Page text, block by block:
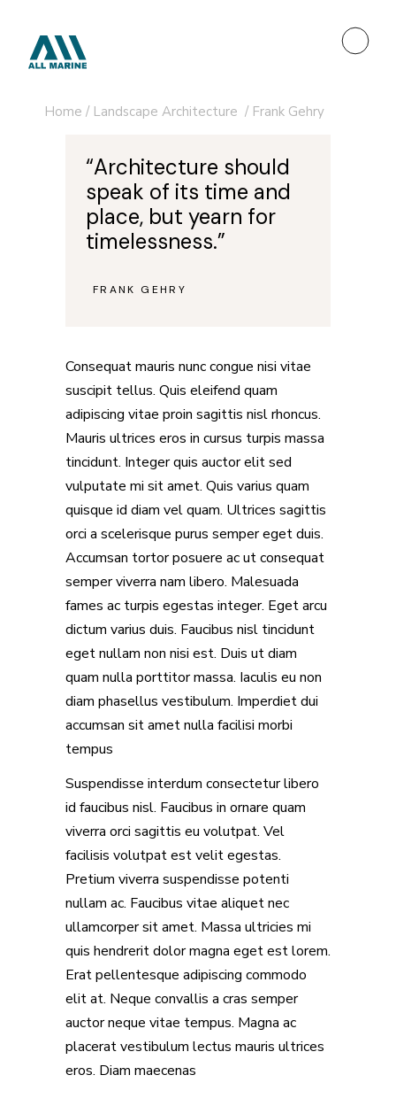
Home / Landscape Architecture / Frank Gehry
“Architecture should
speak of its time and
place, but yearn for
timelessness.”
FRANK GEHRY
Consequat mauris nunc congue nisi vitae
suscipit tellus. Quis eleifend quam
adipiscing vitae proin sagittis nisl rhoncus.
Mauris ultrices eros in cursus turpis massa
tincidunt. Integer quis auctor elit sed
vulputate mi sit amet. Quis varius quam
quisque id diam vel quam. Ultrices sagittis
orci a scelerisque purus semper eget duis.
Accumsan tortor posuere ac ut consequat
semper viverra nam libero. Malesuada
fames ac turpis egestas integer. Eget arcu
dictum varius duis. Faucibus nisl tincidunt
eget nullam non nisi est. Duis ut diam
quam nulla porttitor massa. Iaculis eu non
diam phasellus vestibulum. Imperdiet dui
accumsan sit amet nulla facilisi morbi
tempus
Suspendisse interdum consectetur libero
id faucibus nisl. Faucibus in ornare quam
viverra orci sagittis eu volutpat. Vel
facilisis volutpat est velit egestas.
Pretium viverra suspendisse potenti
nullam ac. Faucibus vitae aliquet nec
ullamcorper sit amet. Massa ultricies mi
quis hendrerit dolor magna eget est lorem.
Erat pellentesque adipiscing commodo
elit at. Neque convallis a cras semper
auctor neque vitae tempus. Magna ac
placerat vestibulum lectus mauris ultrices
eros. Diam maecenas